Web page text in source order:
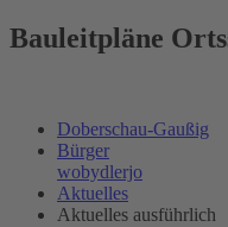
Bauleitpläne
Doberschau-Gaußig
Bürger
wobydlerjo
Aktuelles
Aktuelles ausführlich